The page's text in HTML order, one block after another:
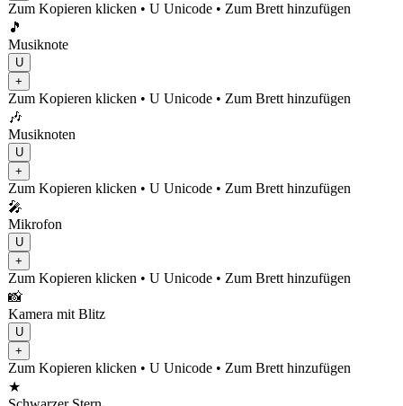
Zum Kopieren klicken • U Unicode • Zum Brett hinzufügen
🎵
Musiknote
U
+
Zum Kopieren klicken • U Unicode • Zum Brett hinzufügen
🎶
Musiknoten
U
+
Zum Kopieren klicken • U Unicode • Zum Brett hinzufügen
🎤
Mikrofon
U
+
Zum Kopieren klicken • U Unicode • Zum Brett hinzufügen
📸
Kamera mit Blitz
U
+
Zum Kopieren klicken • U Unicode • Zum Brett hinzufügen
★